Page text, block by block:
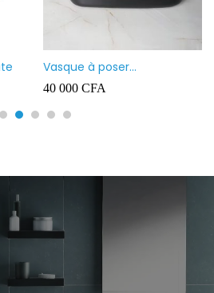
Vasque à poser
rectangulaire noir mate
40 000 CFA